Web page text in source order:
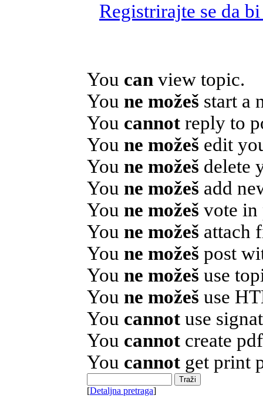
Registrirajte se da
You can view topic.
You ne možeš start a
You cannot reply to
You ne možeš edit
You ne možeš delete
You ne možeš add
You ne možeš vote in
You ne možeš attach
You ne možeš post
You ne možeš use
You ne možeš use
You cannot use
You cannot create
You cannot get print
[Detaljna pretraga]